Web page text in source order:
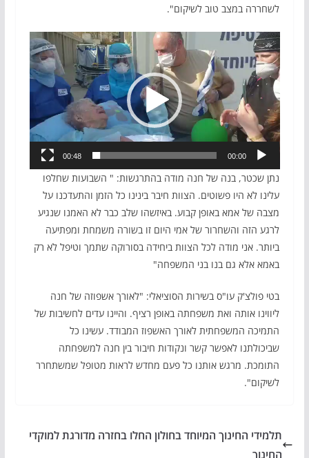
לשחררה במצב טוב לשיקום".
נגן
וידאו
00:00
00:48
נתן שכטר, בנה של חנה מודה בהתרגשות: " השבועות שחלפו
עלינו לא היו פשוטים. הצוות חיבר בינינו כל הזמן והתעדכנו על
מצבה של אמא באופן קבוע. באיזשהו שלב כבר לא האמנו שנגיע
לרגע הזה והשחרור של אמי היום זו בשורה משמחת ומפתיעה
ביותר. אני מודה לכל הצוות ביחידה בסורוקה שתמך וטיפל לא רק
באמא אלא גם בנו בני המשפחה"
בטי פולצ'ק עו"ס בשירות הסוציאלי: "לאורך אשפוזה של חנה
ליווינו אותה ואת משפחתה באופן רציף. והיינו עדים לחשיבות של
התמיכה המשפחתית לאורך האשפוז המבודד. עשינו כל
שביכולתנו לאפשר קשר ונקודות חיבור בין חנה למשפחתה
התומכת. מרגש אותנו כל פעם מחדש לראות מטופל שמשתחרר
לשיקום".
תלמידי החינוך המיוחד בחולון החלו בחזרה מדורגת למוקדי
החינוך